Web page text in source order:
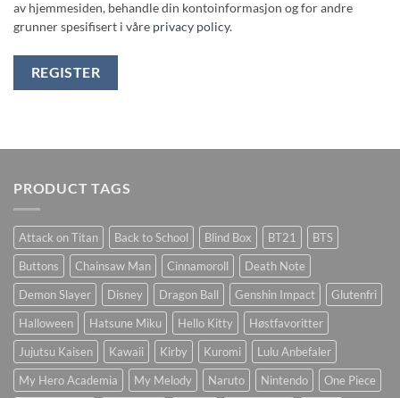
av hjemmesiden, behandle din kontoinformasjon og for andre
grunner spesifisert i våre privacy policy.
REGISTER
PRODUCT TAGS
Attack on Titan Back to School Blind Box BT21
BTS
Buttons
Chainsaw Man Cinnamoroll
Death Note
Demon Slayer
Disney Dragon Ball Genshin Impact
Glutenfri
Halloween
Hatsune Miku Hello Kitty
Høstfavoritter
Jujutsu Kaisen
Kawaii Kirby Kuromi
Lulu Anbefaler
My Hero Academia
My Melody Naruto Nintendo
One Piece